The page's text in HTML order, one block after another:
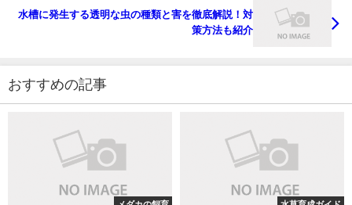
水槽に発生する透明な虫の種類と害を徹底解説！対
策方法も紹介
おすすめの記事